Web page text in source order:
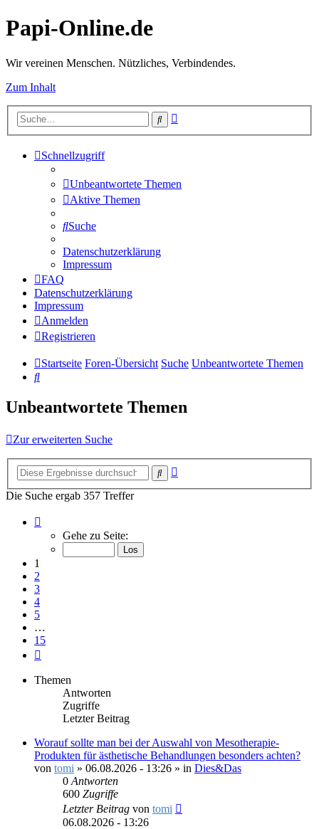
Papi-Online.de
Wir vereinen Menschen. Nützliches, Verbindendes.
Zum Inhalt
Suche
Schnellzugriff
Unbeantwortete Themen
Aktive Themen
Suche
Datenschutzerklärung
Impressum
FAQ
Datenschutzerklärung
Impressum
Anmelden
Registrieren
Startseite Foren-Übersicht Suche Unbeantwortete Themen
Suche
Unbeantwortete Themen
Zur erweiterten Suche
Suche
Die Suche ergab 357 Treffer
von
Gehe zu Seite:
1
2
3
4
5
…
15
Themen
Antworten
Zugriffe
Letzter Beitrag
Worauf sollte man bei der Auswahl von Mesotherapie-
Produkten für ästhetische Behandlungen besonders achten?
von tomi » 06.08.2026 - 13:26 » in Dies&Das
0 Antworten
600 Zugriffe
Letzter Beitrag von tomi
06.08.2026 - 13:26